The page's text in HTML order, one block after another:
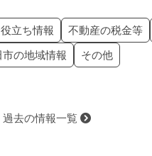
立ち情報 不動産の税金等
市の地域情報 その他
過去の情報一覧